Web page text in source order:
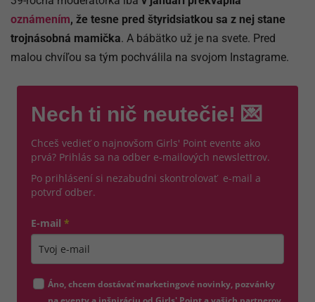
oznámením, že tesne pred štyridsiatkou sa z nej stane
trojnásobná mamička. A bábätko už je na svete. Pred
malou chvíľou sa tým pochválila na svojom Instagrame.
Nech ti nič neutečie! 💌
Chceš vedieť o najnovšom Girls' Point evente ako
prvá? Prihlás sa na odber e-mailových newslettrov.
Po prihlásení si nezabudni skontrolovať e-mail a
potvrď odber.
E-mail *
Áno, chcem dostávať marketingové novinky, pozvánky